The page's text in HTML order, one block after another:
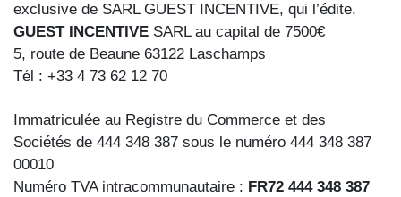
exclusive de SARL GUEST INCENTIVE, qui l’édite.
GUEST INCENTIVE SARL au capital de 7500€
5, route de Beaune 63122 Laschamps
Tél : +33 4 73 62 12 70
Immatriculée au Registre du Commerce et des
Sociétés de 444 348 387 sous le numéro 444 348 387
00010
Numéro TVA intracommunautaire : FR72 444 348 387